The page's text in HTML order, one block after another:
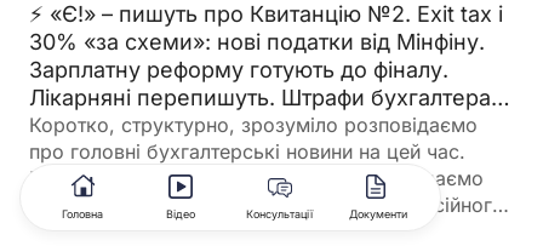
⚡ «Є!» – пишуть про Квитанцію №2. Exit tax і
30% «за схеми»: нові податки від Мінфіну.
Зарплатну реформу готують до фіналу.
Лікарняні перепишуть. Штрафи бухгалтерам
– теж. 🙋‍♀️ Вечірній бухгалтер від 07.08.2026
Коротко, структурно, зрозуміло розповідаємо
про головні бухгалтерські новини на цей час.
Радимо кращі статті та консультації дня, даємо
зразки документів. І зовсім трошки професійного
Головна Відео Консультації Документи